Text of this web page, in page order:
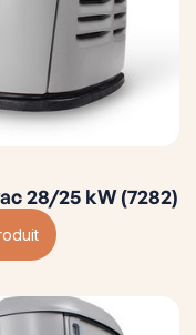
28/25 kW (7282)